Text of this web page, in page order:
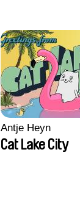
Anthony Trefleze
Antje Heyn
Cat Lake City